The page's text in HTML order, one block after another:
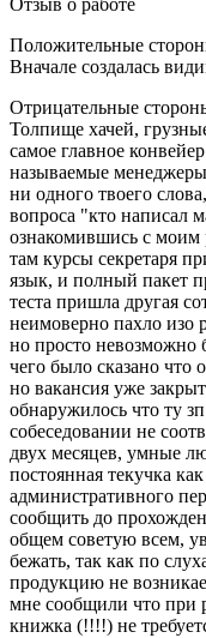
Отзыв о работе
Положительные
Вначале создалась
Отрицательные
Толпище хачей,
самое главное
называемые
ни одного твоего
вопроса "кто написал
ознакомившись с моим
там курсы секретаря
язык, и полный пакет
теста пришла другая
неимоверно пахло изо
но просто невозможно
чего было сказано что
но вакансия уже
обнаружилось что ту
собеседовании не
двух месяцев, умные
постоянная текучка
административного
сообщить до
общем советую всем,
бежать, так как по
продукцию не
мне сообщили что при
книжка (!!!!) не